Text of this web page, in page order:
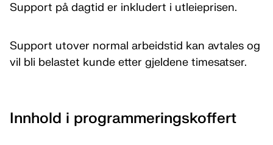
Support på dagtid er inkludert i utleieprisen.
Support utover normal arbeidstid kan avtales og
vil bli belastet kunde etter gjeldene timesatser.
Innhold i programmeringskoffert